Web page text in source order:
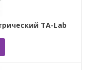
ТА-Lab